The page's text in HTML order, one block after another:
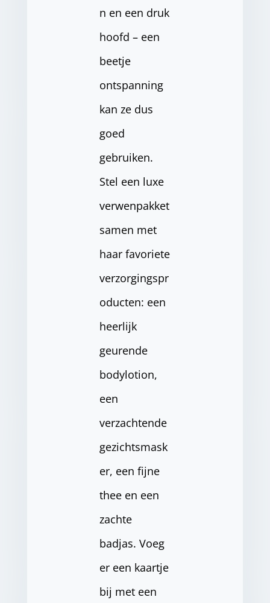
n en een druk
hoofd – een
beetje
ontspanning
kan ze dus
goed
gebruiken.
Stel een luxe
verwenpakket
samen met
haar favoriete
verzorgingspr
oducten: een
heerlijk
geurende
bodylotion,
een
verzachtende
gezichtsmask
er, een fijne
thee en een
zachte
badjas. Voeg
er een kaartje
bij met een